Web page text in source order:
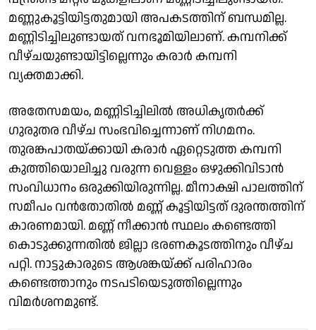
മണ്ണുകൂട്ടിയിട്ടതുമായി അപകടത്തിന് ബന്ധമില്ല.
മണ്ണിടിച്ചിലുണ്ടായത് വനഭൂമിയിലാണ്. കമ്പനിക്ക്
വീഴ്ചയുണ്ടായിട്ടില്ലെന്നും കരാർ കമ്പനി
വ്യക്തമാക്കി.
അതേസമയം, മണ്ണിടിച്ചിലിൽ അധികൃതർക്ക്
ഗുരുതര വീഴ്ച സംഭവിച്ചെന്നാണ് നി​ഗമനം.
തുരങ്കപാതയ്ക്കായി കരാർ ഏറ്റെടുത്ത കമ്പനി
കുത്തിയൊലിച്ചു വരുന്ന വെള്ളം ഒഴുക്കിവിടാൻ
സംവിധാനം ഒരുക്കിയിരുന്നില്ല. മീനാക്ഷി പാലത്തിന്
സമീപം വൻതോതിൽ മണ്ണ് കൂട്ടിയിട്ടത് ദുരന്തത്തിന്
കാരണമായി. മണ്ണ് നീക്കാൻ സ്ഥലം കണ്ടെത്തി
കൊടുക്കുന്നതിൽ ജില്ലാ ഭരണകൂടത്തിനും വീഴ്ച
പറ്റി. നാട്ടുകാരുടെ ആശങ്കയ്ക്ക് പരിഹാരം
കണ്ടെത്താനും നടപടിയെടുത്തില്ലെന്നും
വിമർശനമുണ്ട്.